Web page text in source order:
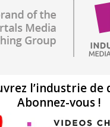
l’industrie de
Abonnez-vous !